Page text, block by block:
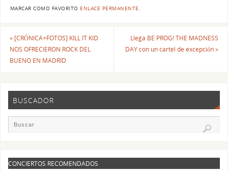
MARCAR COMO FAVORITO ENLACE PERMANENTE.
«[CRÓNICA+FOTOS] KILL IT KID
NOS OFRECIERON ROCK DEL
BUENO EN MADRID
Llega BE PROG! THE MADNESS
DAY con un cartel de excepción»
BUSCADOR
CONCIERTOS RECOMENDADOS